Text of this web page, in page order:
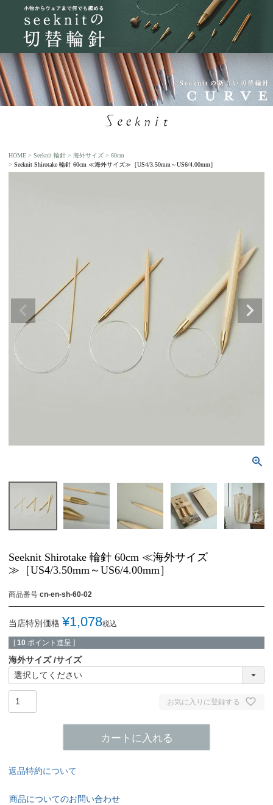
HOME Seeknit 輪針 海外サイズ
60cm
Seeknit Shirotake 輪針 60cm ≪海外サイズ≫［US4/3.50mm～US6/4.00mm］
Seeknit Shirotake 輪針 60cm ≪海外サイズ
≫［US4/3.50mm～US6/4.00mm］
商品番号 cn-en-sh-60-02
当店特別価格 ¥1,078税込
[ 10 ポイント進呈 ]
海外サイズ サイズ
お気に入りに登録する
カートに入れる
返品特約について
商品についてのお問い合わせ